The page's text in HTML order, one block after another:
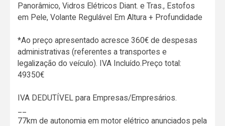
Panorâmico, Vidros Elétricos Diant. e Tras., Estofos
em Pele, Volante Regulável Em Altura + Profundidade
*Ao preço apresentado acresce 360€ de despesas
administrativas (referentes a transportes e
legalização do veículo). IVA Incluído.Preço total:
49350€
IVA DEDUTÍVEL para Empresas/Empresários.
77km de autonomia em motor elétrico anunciados pela